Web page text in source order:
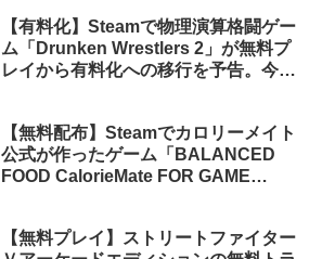
【有料化】Steamで物理演算格闘ゲー
ム「Drunken Wrestlers 2」が無料プ
レイから有料化への移行を予告。今の
【無料配布】Steamでカロリーメイト
公式が作ったゲーム「BALANCED
FOOD CalorieMate FOR GAME
【無料プレイ】ストリートファイター